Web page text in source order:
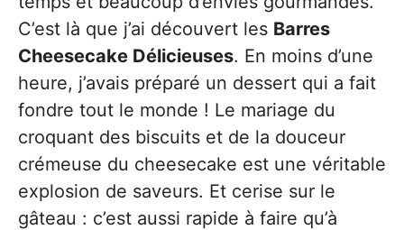
C’est là que j’ai découvert les Barres
Cheesecake Délicieuses. En moins d’une
heure, j’avais préparé un dessert qui a fait
fondre tout le monde ! Le mariage du
croquant des biscuits et de la douceur
crémeuse du cheesecake est une véritable
explosion de saveurs. Et cerise sur le
gâteau : c’est aussi rapide à faire qu’à